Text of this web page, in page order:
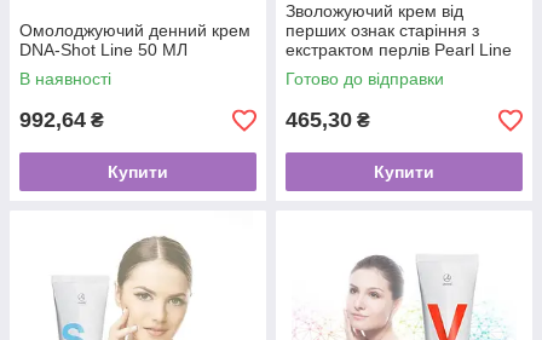
Омолоджуючий денний крем
DNA-Shot Line 50 МЛ
В наявності
992,64 ₴
Купити
Зволожуючий крем від
перших ознак старіння з
екстрактом перлів Pearl Line
LIGHT 80 ml
Готово до відправки
465,30 ₴
Купити